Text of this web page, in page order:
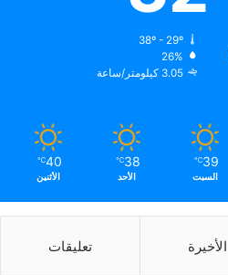
38º - 29º
26%
3.05 كيلومتر/ساعة
39
℃
السبت
38
℃
الأحد
40
℃
الأثنين
الأخيرة تعليقات